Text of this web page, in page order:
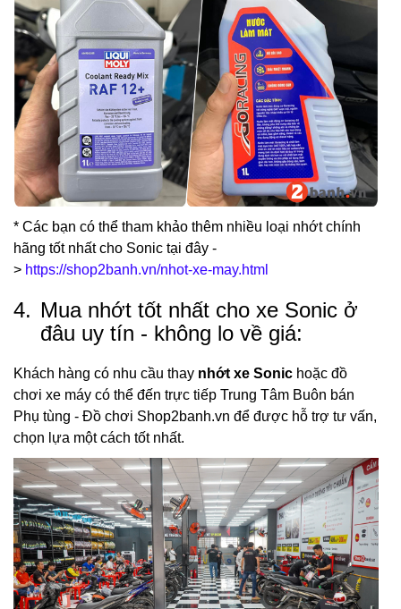
* Các bạn có thể tham khảo thêm nhiều loại nhớt chính
hãng tốt nhất cho Sonic tại đây -
> https://shop2banh.vn/nhot-xe-may.html
4. Mua nhớt tốt nhất cho xe Sonic ở
đâu uy tín - không lo về giá:
Khách hàng có nhu cầu thay nhớt xe Sonic hoặc đồ
chơi xe máy có thể đến trực tiếp Trung Tâm Buôn bán
Phụ tùng - Đồ chơi Shop2banh.vn để được hỗ trợ tư vấn,
chọn lựa một cách tốt nhất.